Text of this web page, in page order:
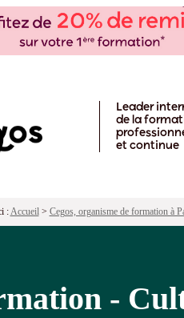
Leader
de la
et continue
:Accueil> Cegos, organisme de formation à
-
- Culture digitale
qui ? Programme